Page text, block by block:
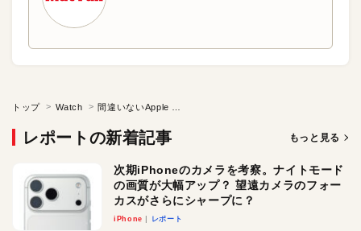
トップ Watch
レポートの新着記事 もっと見る
次期iPhoneのカメラを考察。ナイトモード
の画質が大幅アップ？ 望遠カメラのフォー
カスがさらにシャープに？
iPhone レポート